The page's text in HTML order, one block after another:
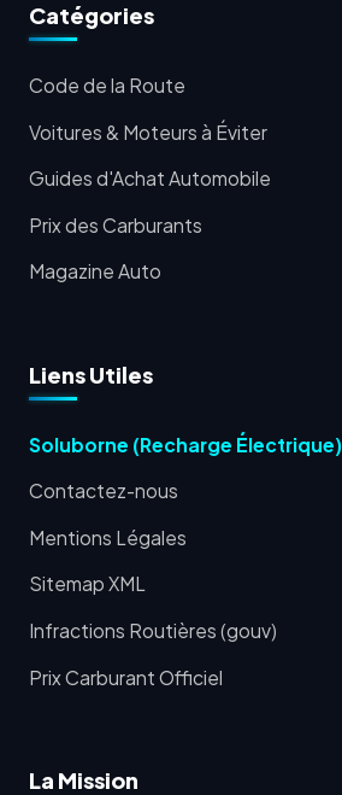
Catégories
Code de la Route
Voitures & Moteurs à Éviter
Guides d'Achat Automobile
Prix des Carburants
Magazine Auto
Liens Utiles
Soluborne (Recharge Électrique)
Contactez-nous
Mentions Légales
Sitemap XML
Infractions Routières (gouv)
Prix Carburant Officiel
La Mission